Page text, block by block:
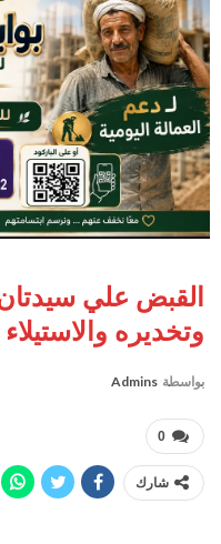
القبض علي
وتخديره
بواسطة Admins
0
شارك